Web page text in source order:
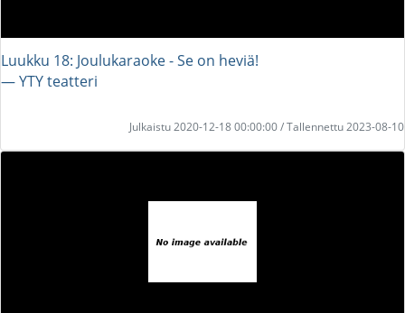
Luukku 18: Joulukaraoke - Se on heviä!
― YTY teatteri
Julkaistu 2020-12-18 00:00:00 / Tallennettu 2023-08-10